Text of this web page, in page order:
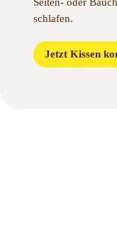
schlafen.
Jetzt Kissen